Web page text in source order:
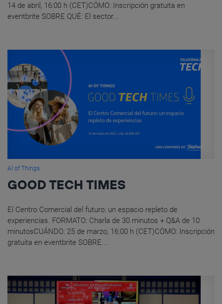
14 de abril, 16:00 h (CET)CÓMO: Inscripción gratuita en
eventbrite SOBRE QUÉ: El sector...
AI of Things
GOOD TECH TIMES
El Centro Comercial del futuro: un espacio repleto de
experiencias. FORMATO: Charla de 30 minutos + Q&A de 10
minutosCUÁNDO: 25 de marzo, 16:00 h (CET)CÓMO: Inscripción
gratuita en eventbrite SOBRE...